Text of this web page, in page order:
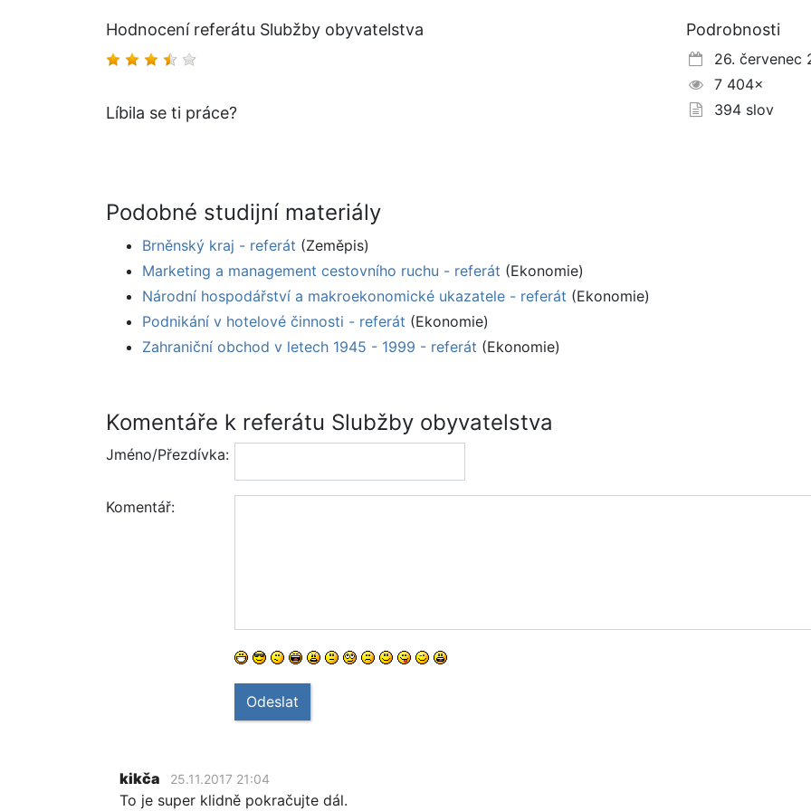
Hodnocení referátu Slubžby obyvatelstva
Líbila se ti práce?
Podrobnosti
26. červenec
7 404×
394 slov
Podobné studijní materiály
Brněnský kraj - referát (Zeměpis)
Marketing a management cestovního ruchu - referát (Ekonomie)
Národní hospodářství a makroekonomické ukazatele - referát (Ekonomie)
Podnikání v hotelové činnosti - referát (Ekonomie)
Zahraniční obchod v letech 1945 - 1999 - referát (Ekonomie)
Komentáře k referátu Slubžby obyvatelstva
Jméno/Přezdívka:
Komentář:
Odeslat
kikča 25.11.2017 21:04
To je super klidně pokračujte dál.